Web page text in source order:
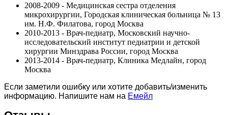
2008-2009 - Медицинская сестра отделения
микрохирургии, Городская клиническая больница № 13
им. Н.Ф. Филатова, город Москва
2010-2013 - Врач-педиатр, Московский научно-
исследовательский институт педиатрии и детской
хирургии Минздрава России, город Москва
2013-2014 - Врач-педиатр, Клиника Медлайн, город
Москва
Если заметили ошибку или хотите добавить/изменить
информацию. Напишите нам на Емейл